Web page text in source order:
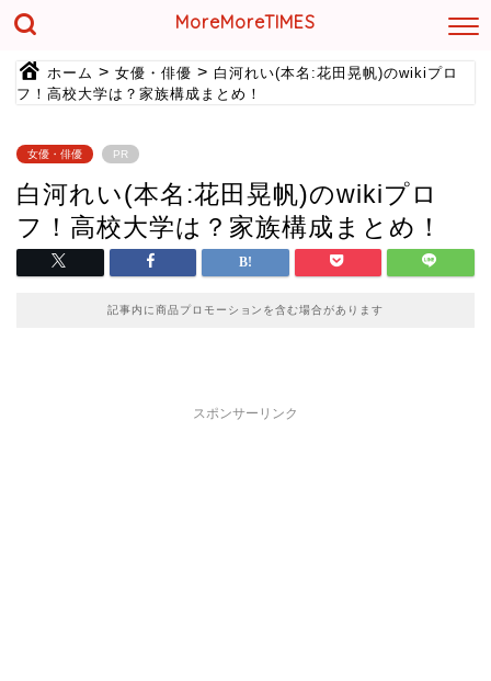
MoreMoreTIMES
ホーム > 女優・俳優 > 白河れい(本名:花田晃帆)のwikiプロ
フ！高校大学は？家族構成まとめ！
女優・俳優 PR
白河れい(本名:花田晃帆)のwikiプロ
フ！高校大学は？家族構成まとめ！
記事内に商品プロモーションを含む場合があります
スポンサーリンク